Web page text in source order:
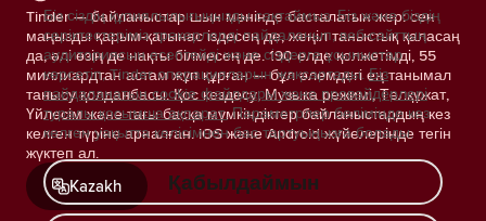
Tinder — байланыстар шын мәнінде басталатын жер: сен
маңызды қарым-қатынас іздесең де, жеңіл таныстық қаласаң
да, әлі өзің де нақты білмесең де. 190 елде қолжетімді, 55
миллиардтан астам жұп құрған — бұл әлемдегі ең танымал
танысу қолданбасы. Қос кездесу, Музыка режимі, Төлқұжат,
Үйлесім және тағы басқа мүмкіндіктер байланыстардың кез
келген түріне арналған. iOS және Android жүйелерінде тегін
жүктеп ал.
Kazakh
Біз сіздің құпиялылығыңызды сақтаймыз. Біз және біздің
серіктестеріміз трекерлерді пайдаланып, веб-сайттың
аудиториясын есептейді және сіздерге ұсыныстар
көрсетіп, Tinder операцияларын жақсартады. Біз
пайдаланатын cookie файлдары және провайдерлері
туралы қосымша ақпарат. Параметрлер бөлімінде кез
келген уақытта келісімнен бас тартуыңызға болады.
Қабылдаймын